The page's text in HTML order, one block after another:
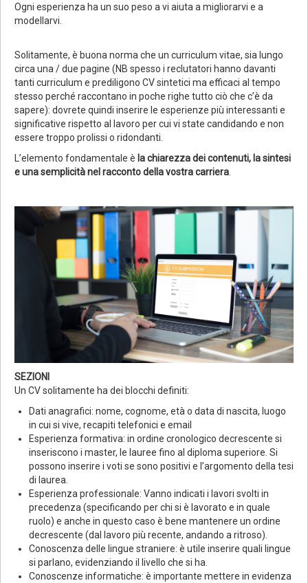
Ogni esperienza ha un suo peso a vi aiuta a migliorarvi e a
modellarvi.
Solitamente, è buona norma che un curriculum vitae, sia lungo
circa una / due pagine (NB spesso i reclutatori hanno davanti
tanti curriculum e prediligono CV sintetici ma efficaci al tempo
stesso perché raccontano in poche righe tutto ciò che c’è da
sapere): dovrete quindi inserire le esperienze più interessanti e
significative rispetto al lavoro per cui vi state candidando e non
essere troppo prolissi o ridondanti.
L’elemento fondamentale è la chiarezza dei contenuti, la sintesi
e una semplicità nel racconto della vostra carriera
SEZIONI
Un CV solitamente ha dei blocchi definiti:
Dati anagrafici: nome, cognome, età o data di nascita, luogo
in cui si vive, recapiti telefonici e email
Esperienza formativa: in ordine cronologico decrescente si
inseriscono i master, le lauree fino al diploma superiore. Si
possono inserire i voti se sono positivi e l’argomento della tesi
di laurea.
Esperienza professionale: Vanno indicati i lavori svolti in
precedenza (specificando per chi si è lavorato e in quale
ruolo) e anche in questo caso è bene mantenere un ordine
decrescente (dal lavoro più recente, andando a ritroso).
Conoscenza delle lingue straniere: è utile inserire quali lingue
si parlano, evidenziando il livello che si ha.
Conoscenze informatiche: è importante mettere in evidenza